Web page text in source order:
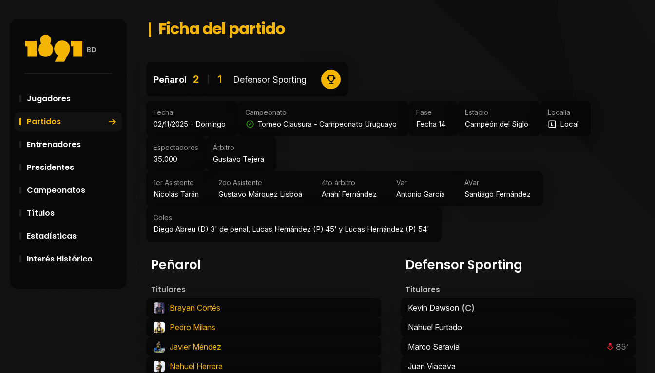
BD
Jugadores
Partidos
Entrenadores
Presidentes
Campeonatos
Títulos
Estadísticas
Interés Histórico
Ficha del partido
Peñarol 2 1 Defensor Sporting
Fecha
02/11/2025 - Domingo
Campeonato
Torneo Clausura - Campeonato Uruguayo
Fase
Fecha 14
Estadio
Campeón del Siglo
Localía
Local
Espectadores
35.000
Árbitro
Gustavo Tejera
1er Asistente
Nicolás Tarán
2do Asistente
Gustavo Márquez Lisboa
4to árbitro
Anahí Fernández
Var
Antonio García
AVar
Santiago Fernández
Goles
Diego Abreu (D) 3' de penal, Lucas Hernández (P) 45' y Lucas Hernández (P) 54'
Peñarol
Titulares
Brayan Cortés
Pedro Milans
Javier Méndez
Nahuel Herrera
Defensor Sporting
Titulares
Kevin Dawson (C)
Nahuel Furtado
Marco Saravia
85'
Juan Viacava